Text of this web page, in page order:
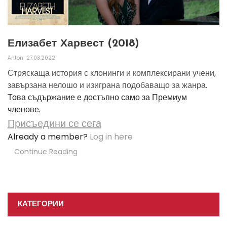
Елизабет Харвест (2018)
Anton 27.03.2022
Стряскаща история с клонинги и комплексирани учени,
завързана нелошо и изиграна подобаващо за жанра.
Това съдържание е достъпно само за Премиум
членове.
Присъедини се сега
Already a member? Log in here
Continue Reading
КАТЕГОРИИ